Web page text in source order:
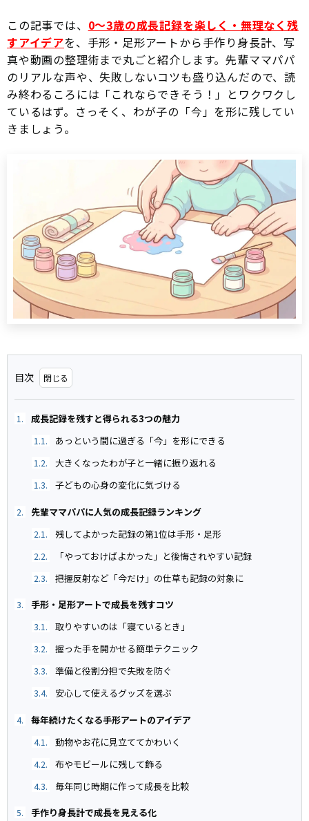
この記事では、 0〜3歳の成長記録を楽しく・無理なく残
すアイデアを、手形・足形アートから手作り身長計、写
真や動画の整理術まで丸ごと紹介します。先輩ママパパ
のリアルな声や、失敗しないコツも盛り込んだので、読
み終わるころには「これならできそう！」とワクワクし
ているはず。さっそく、わが子の「今」を形に残してい
きましょう。
目次
1. 成長記録を残すと得られる3つの魅力
1.1. あっという間に過ぎる「今」を形にできる
1.2. 大きくなったわが子と一緒に振り返れる
1.3. 子どもの心身の変化に気づける
2. 先輩ママパパに人気の成長記録ランキング
2.1. 残してよかった記録の第1位は手形・足形
2.2. 「やっておけばよかった」と後悔されやすい記録
2.3. 把握反射など「今だけ」の仕草も記録の対象に
3. 手形・足形アートで成長を残すコツ
3.1. 取りやすいのは「寝ているとき」
3.2. 握った手を開かせる簡単テクニック
3.3. 準備と役割分担で失敗を防ぐ
3.4. 安心して使えるグッズを選ぶ
4. 毎年続けたくなる手形アートのアイデア
4.1. 動物やお花に見立ててかわいく
4.2. 布やモビールに残して飾る
4.3. 毎年同じ時期に作って成長を比較
5. 手作り身長計で成長を見える化